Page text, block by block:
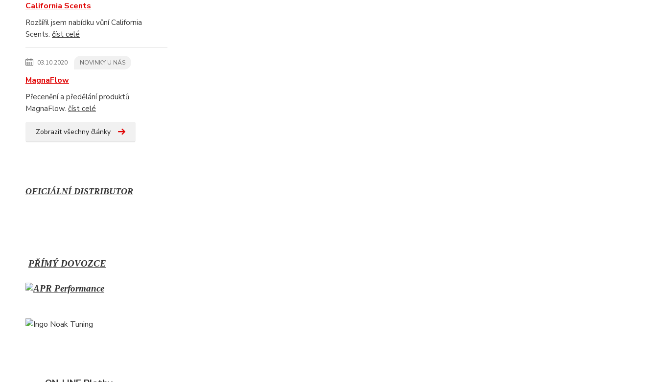
California Scents
Rozšířil jsem nabídku vůní California
Scents. číst celé
03.10.2020 NOVINKY U NÁS
MagnaFlow
Přecenění a předělání produktů
MagnaFlow. číst celé
Zobrazit všechny články
OFICIÁLNÍ DISTRIBUTOR
PŘÍMÝ DOVOZCE